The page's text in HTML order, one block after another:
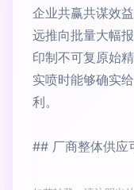
企业共赢共谋效
远推向批量大幅
印制不可复原始
实喷时能够确实
利。
## 厂商整体供应